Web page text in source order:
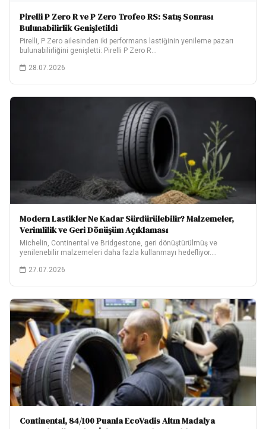
Pirelli P Zero R ve P Zero Trofeo RS: Satış Sonrası
Bulunabilirlik Genişletildi
Pirelli, P Zero ailesinden iki performans lastiğinin yenileme pazarı
bulunabilirliğini genişletti: Pirelli P Zero R…
28.07.2026
Modern Lastikler Ne Kadar Sürdürülebilir? Malzemeler,
Verimlilik ve Geri Dönüşüm Açıklaması
Michelin, Continental ve Bridgestone, geri dönüştürülmüş ve
yenilenebilir malzemeleri daha fazla kullanmayı hedefliyor.
27.07.2026
Continental, 84/100 Puanla EcoVadis Altın Madalya